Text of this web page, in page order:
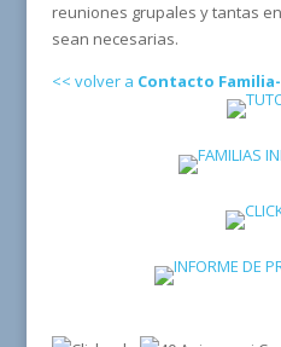
reuniones grupales y tantas
sean necesarias.
<< volver a Contacto